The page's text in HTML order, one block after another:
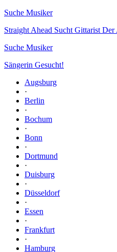
Suche Musiker
Straight Ahead Sucht Gittarist
Suche Musiker
Sängerin Gesucht!
Augsburg
·
Berlin
·
Bochum
·
Bonn
·
Dortmund
·
Duisburg
·
Düsseldorf
·
Essen
·
Frankfurt
·
Hamburg